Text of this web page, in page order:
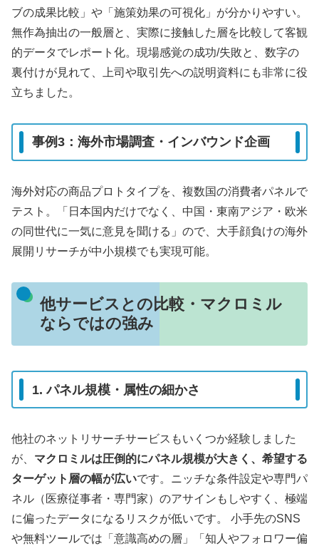
ブの成果比較」や「施策効果の可視化」が分かりやすい。
無作為抽出の一般層と、実際に接触した層を比較して客観
的データでレポート化。現場感覚の成功/失敗と、数字の
裏付けが見れて、上司や取引先への説明資料にも非常に役
立ちました。
事例3：海外市場調査・インバウンド企画
海外対応の商品プロトタイプを、複数国の消費者パネルで
テスト。「日本国内だけでなく、中国・東南アジア・欧米
の同世代に一気に意見を聞ける」ので、大手顔負けの海外
展開リサーチが中小規模でも実現可能。
他サービスとの比較・マクロミル
ならではの強み
1. パネル規模・属性の細かさ
他社のネットリサーチサービスもいくつか経験しました
が、 マクロミルは圧倒的にパネル規模が大きく、希望する
ターゲット層の幅が広いです。ニッチな条件設定や専門パ
ネル（医療従事者・専門家）のアサインもしやすく、極端
に偏ったデータになるリスクが低いです。 小手先のSNS
や無料ツールでは「意識高めの層」「知人やフォロワー偏